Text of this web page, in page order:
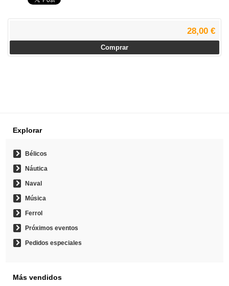
28,00 €
Comprar
Explorar
Bélicos
Náutica
Naval
Música
Ferrol
Próximos eventos
Pedidos especiales
Más vendidos